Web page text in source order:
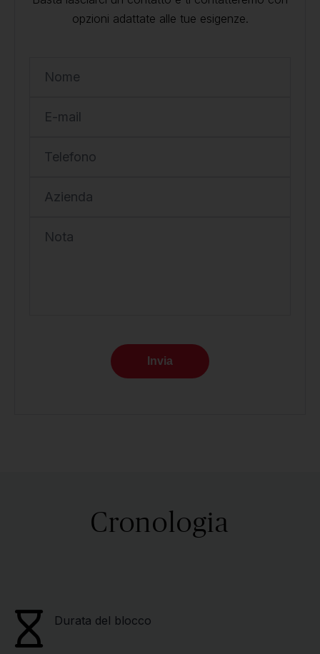
opzioni adattate alle tue esigenze.
Nome
E-mail
Telefono
Azienda
Nota
Invia
Cronologia
Durata del blocco